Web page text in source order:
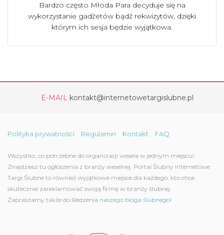
Bardzo często Młoda Para decyduje się na
wykorzystanie gadżetów bądź rekwizytów, dzięki
którym ich sesja będzie wyjątkowa.
E-MAIL kontakt@internetowetargislubne.pl
Polityka prywatności Regulamin Kontakt FAQ
Wszystko, co potrzebne do organizacji wesela w jednym miejscu!
Znajdziesz tu ogłoszenia z branży weselnej. Portal Ślubny Internetowe
Targi Ślubne to również wyjątkowe miejsce dla każdego, kto chce
skutecznie zareklamować swoją firmę w branży ślubnej.
Zapraszamy także do śledzenia naszego bloga ślubnego!